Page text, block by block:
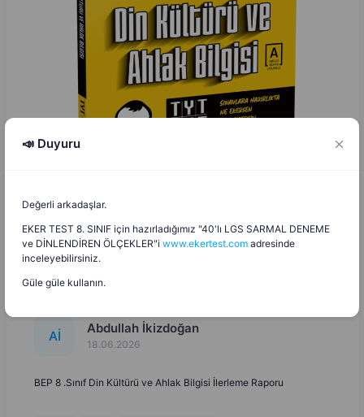
Aİ Abdullah İkizdoğan
18.06.2026
BEP 8 .Sınıf Din Kültürü ve Ahlak Bilgisi İlerleme Raporu
📣 Duyuru
Değerli arkadaşlar.
EKER TEST 8. SINIF için hazırladığımız "40'lı LGS SARMAL DENEME
ve DİNLENDİREN ÖLÇEKLER"i www.ekertest.com adresinde
inceleyebilirsiniz.
Güle güle kullanın.